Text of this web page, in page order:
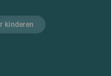
kinderen